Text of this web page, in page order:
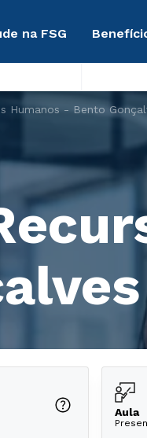
na FSG
Humanos - Bento
Aula